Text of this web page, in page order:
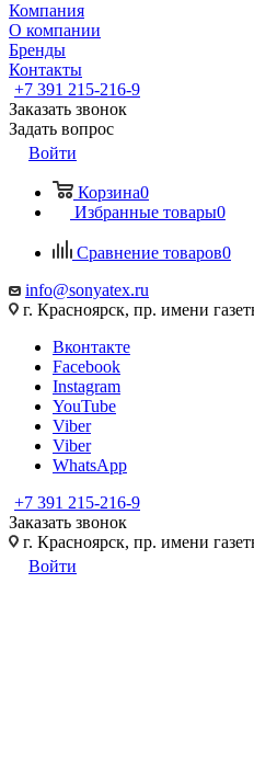
Компания
О компании
Бренды
Контакты
+7 391 215-216-9
Заказать звонок
Задать вопрос
Войти
Корзина0
Избранные товары0
Сравнение товаров0
info@sonyatex.ru
г. Красноярск, пр. имени
Вконтакте
Facebook
Instagram
YouTube
Viber
Viber
WhatsApp
+7 391 215-216-9
Заказать звонок
г. Красноярск, пр. имени
Войти